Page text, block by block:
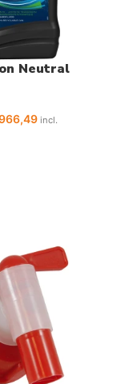
Neutral
incl.